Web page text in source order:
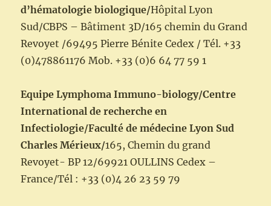
d’hématologie biologique/Hôpital Lyon
Sud/CBPS – Bâtiment 3D/165 chemin du Grand
Revoyet /69495 Pierre Bénite Cedex / Tél. +33
(0)478861176 Mob. +33 (0)6 64 77 59 1
Equipe Lymphoma Immuno-biology/Centre
International de recherche en
Infectiologie/Faculté de médecine Lyon Sud
Charles Mérieux/165, Chemin du grand
Revoyet- BP 12/69921 OULLINS Cedex –
France/Tél : +33 (0)4 26 23 59 79